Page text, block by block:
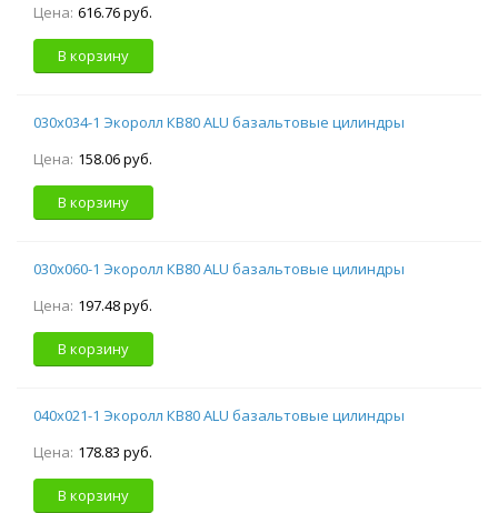
Цена: 616.76 руб.
В корзину
030х034-1 Экоролл КВ80 ALU базальтовые цилиндры
Цена: 158.06 руб.
В корзину
030х060-1 Экоролл КВ80 ALU базальтовые цилиндры
Цена: 197.48 руб.
В корзину
040х021-1 Экоролл КВ80 ALU базальтовые цилиндры
Цена: 178.83 руб.
В корзину